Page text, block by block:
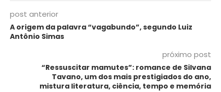
post anterior
A origem da palavra “vagabundo”, segundo Luiz
Antônio Simas
próximo post
“Ressuscitar mamutes”: romance de Silvana
Tavano, um dos mais prestigiados do ano,
mistura literatura, ciência, tempo e memória